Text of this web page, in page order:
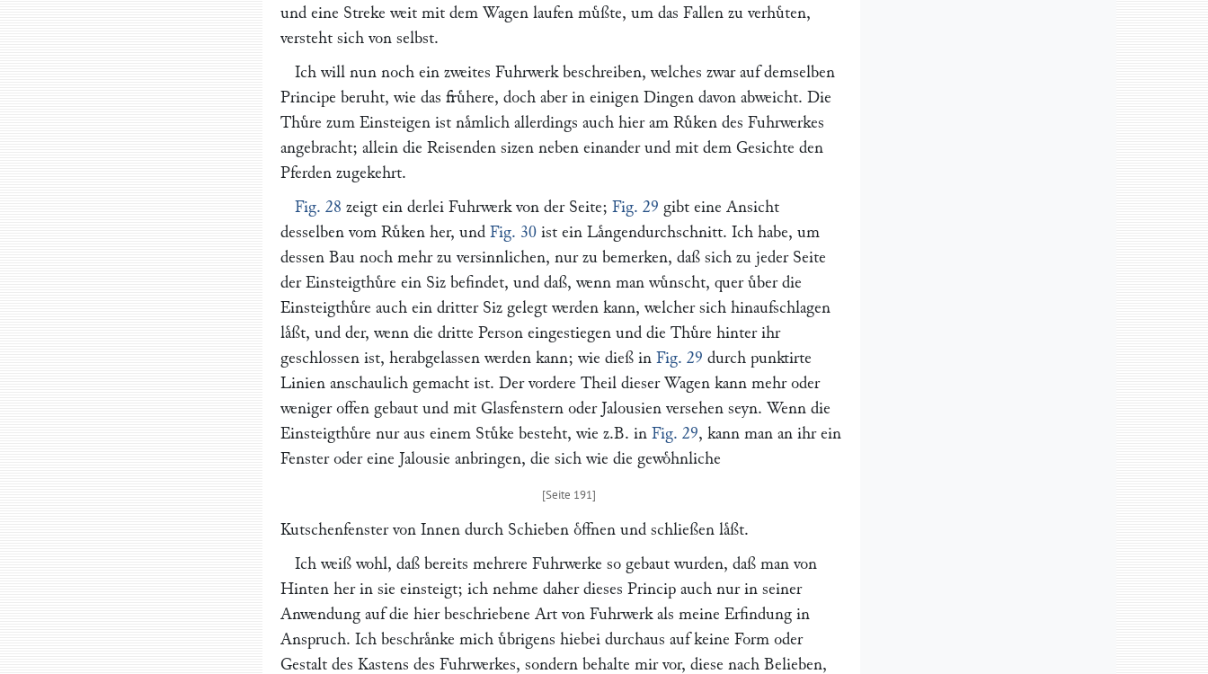
und eine Streke weit mit dem Wagen laufen muͤßte, um das Fallen zu verhuͤten,
versteht sich von selbst.
Ich will nun noch ein zweites Fuhrwerk beschreiben, welches zwar auf demselben
Principe beruht, wie das fruͤhere, doch aber in einigen Dingen davon abweicht. Die
Thuͤre zum Einsteigen ist naͤmlich allerdings auch hier am Ruͤken des Fuhrwerkes
angebracht; allein die Reisenden sizen neben einander und mit dem Gesichte den
Pferden zugekehrt.
Fig. 28 zeigt ein derlei Fuhrwerk von der Seite; Fig. 29 gibt eine Ansicht
desselben vom Ruͤken her, und Fig. 30 ist ein Laͤngendurchschnitt. Ich habe, um
dessen Bau noch mehr zu versinnlichen, nur zu bemerken, daß sich zu jeder Seite
der Einsteigthuͤre ein Siz befindet, und daß, wenn man wuͤnscht, quer uͤber die
Einsteigthuͤre auch ein dritter Siz gelegt werden kann, welcher sich hinaufschlagen
laͤßt, und der, wenn die dritte Person eingestiegen und die Thuͤre hinter ihr
geschlossen ist, herabgelassen werden kann; wie dieß in Fig. 29 durch punktirte
Linien anschaulich gemacht ist. Der vordere Theil dieser Wagen kann mehr oder
weniger offen gebaut und mit Glasfenstern oder Jalousien versehen seyn. Wenn die
Einsteigthuͤre nur aus einem Stuͤke besteht, wie z.B. in Fig. 29, kann man an ihr ein
Fenster oder eine Jalousie anbringen, die sich wie die gewoͤhnliche
Kutschenfenster von Innen durch Schieben oͤffnen und schließen laͤßt.
Ich weiß wohl, daß bereits mehrere Fuhrwerke so gebaut wurden, daß man von
Hinten her in sie einsteigt; ich nehme daher dieses Princip auch nur in seiner
Anwendung auf die hier beschriebene Art von Fuhrwerk als meine Erfindung in
Anspruch. Ich beschraͤnke mich uͤbrigens hiebei durchaus auf keine Form oder
Gestalt des Kastens des Fuhrwerkes, sondern behalte mir vor, diese nach Belieben,